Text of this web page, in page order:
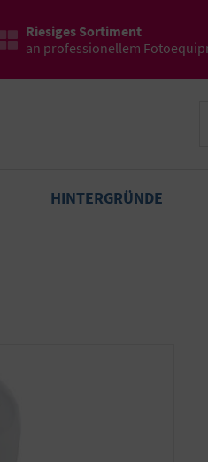
Riesiges Sortiment
an professionellem
HINTERGRÜNDE